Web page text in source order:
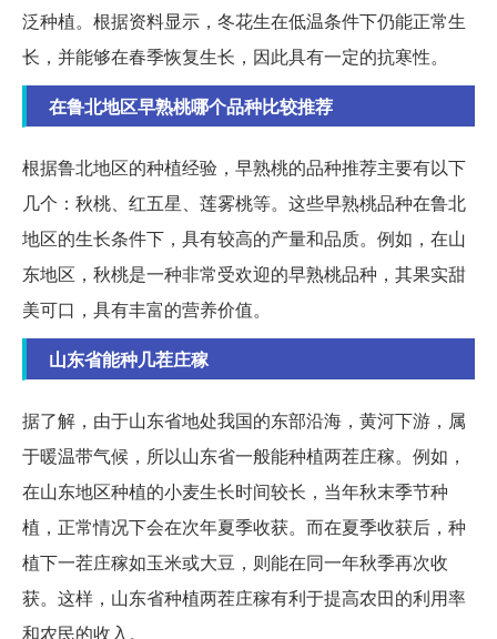
泛种植。根据资料显示，冬花生在低温条件下仍能正常生
长，并能够在春季恢复生长，因此具有一定的抗寒性。
在鲁北地区早熟桃哪个品种比较推荐
根据鲁北地区的种植经验，早熟桃的品种推荐主要有以下
几个：秋桃、红五星、莲雾桃等。这些早熟桃品种在鲁北
地区的生长条件下，具有较高的产量和品质。例如，在山
东地区，秋桃是一种非常受欢迎的早熟桃品种，其果实甜
美可口，具有丰富的营养价值。
山东省能种几茬庄稼
据了解，由于山东省地处我国的东部沿海，黄河下游，属
于暖温带气候，所以山东省一般能种植两茬庄稼。例如，
在山东地区种植的小麦生长时间较长，当年秋末季节种
植，正常情况下会在次年夏季收获。而在夏季收获后，种
植下一茬庄稼如玉米或大豆，则能在同一年秋季再次收
获。这样，山东省种植两茬庄稼有利于提高农田的利用率
和农民的收入。